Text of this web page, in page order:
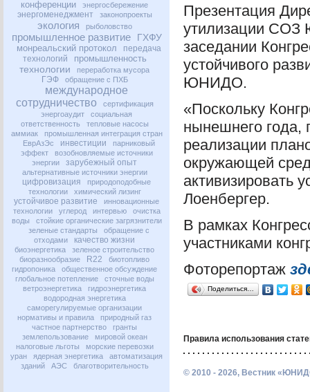
конференции энергосбережение
энергоменеджмент законопроекты
экология рыболовство
промышленное развитие ГХФУ
монреальский протокол
передача
технологий
промышленность
технологии переработка мусора
ГЭФ обращение с ПХБ
международное
сотрудничество
сертификация
энергоаудит
социальная
ответственность
тепловые насосы
аммиак
промышленная интеграция стран
ЕврАзЭс
инвестиции
парниковый
эффект
возобновляемые источники
энергии
зарубежный опыт
альтернативные источники энергии
цифровизация
природоподобные
технологии
химический лизинг
устойчивое развитие
инновационные
технологии
углерод интервью
очистка
воды
стойкие органические загрязнители
зеленые стандарты
обращение с
отходами
качество жизни
биоэнергетика
зеленое строительство
биоразнообразие
R22
биотопливо
гидропоника
общественное обсуждение
глобальное потепление
сточные воды
ветроэнергетика
гидроэнергетика
водородная энергетика
саморегулируемые организации
нормативы и правила
природный газ
частное партнерство
гранты
землепользование
мировой океан
налоговые льготы
морские перевозки
уран
ядерная энергетика
автоматизация
зданий
АЭС благотворительность
Презентация
утилизации СОЗ
заседании
устойчивого
ЮНИДО.
«Поскольку
нынешнего года,
реализации
окружающей
активизировать
Лоенбергер.
В рамках
участниками
Фоторепортаж
Поделиться…
Правила использования
© 2010 - 2026, Вестник